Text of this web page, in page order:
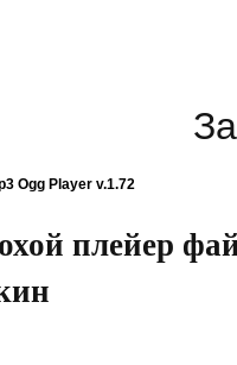
Ogg Player v.1.72
плейер